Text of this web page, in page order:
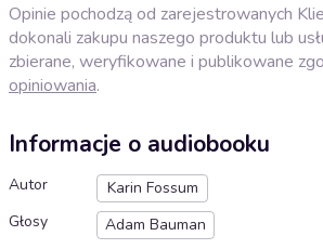
Opinie pochodzą od zarejestrowanych
dokonali zakupu naszego produktu lub
zbierane, weryfikowane i publikowane
opiniowania.
Informacje o audiobooku
Autor
Karin Fossum
Głosy
Adam Bauman